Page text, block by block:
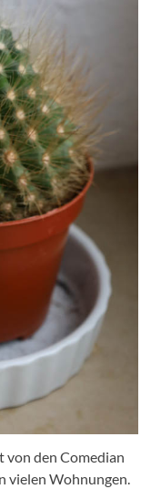
von den Comedian
vielen Wohnungen.